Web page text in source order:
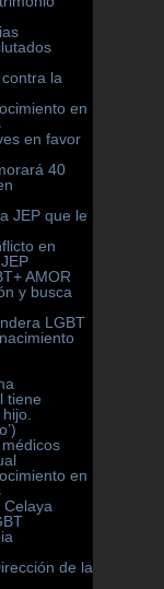
la
en
en favor
40
JEP que le
en
AMOR
y busca
LGBT
tiene
en
Celaya
de la